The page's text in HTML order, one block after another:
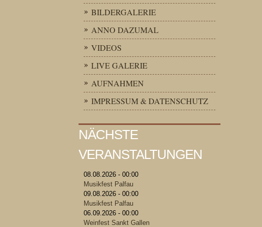
BILDERGALERIE
ANNO DAZUMAL
VIDEOS
LIVE GALERIE
AUFNAHMEN
IMPRESSUM & DATENSCHUTZ
NÄCHSTE
VERANSTALTUNGEN
08.08.2026 - 00:00
Musikfest Palfau
09.08.2026 - 00:00
Musikfest Palfau
06.09.2026 - 00:00
Weinfest Sankt Gallen